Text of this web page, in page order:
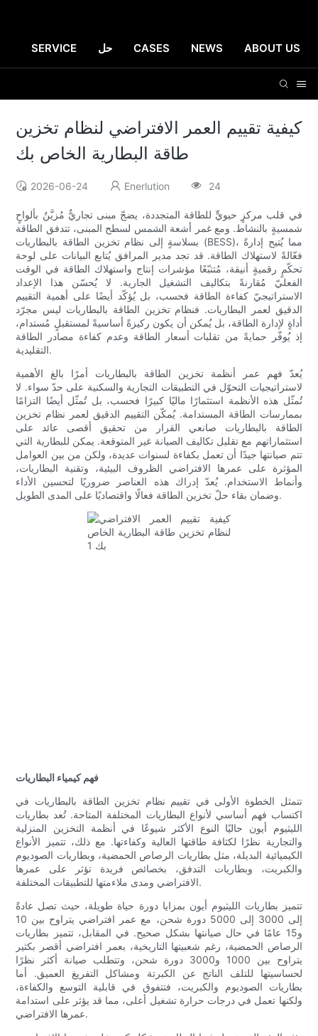
SERVICE حل CASES NEWS ABOUT US
كيفية تقييم العمر الافتراضي لنظام تخزين
طاقة البطارية الخاص بك
2026-06-24 Enerlution 24
في قلب مركزٍ حيويٍّ للطاقة المتجددة، يضجّ مبنى تجاريٌّ مُزيَّنٌ بألواحٍ
شمسيةٍ بالنشاط. ومع غمر أشعة الشمس لسطح المبنى، تتدفق الطاقة
بسلاسةٍ إلى نظام تخزين الطاقة بالبطاريات (BESS)، مما يُتيح إدارةً
فعّالةً لاستهلاك الطاقة. قد تجد مدير المرافق يُتابع البيانات على لوحة
تحكّمٍ رقميةٍ أنيقة، مُتتبّعًا مؤشرات إنتاج واستهلاك الطاقة في الوقت
الفعليّ مُقارنةً بتكاليف التشغيل الجارية. لا يُحسّن هذا الإعداد
الاستراتيجيّ كفاءة الطاقة فحسب، بل يُؤكّد أيضًا على أهمية التقييم
الدقيق لعمر البطاريات. فنظام تخزين الطاقة بالبطاريات ليس مجرّد
أداةٍ لإدارة الطاقة، بل يُمكن أن يكون ركيزةً أساسيةً لمستقبلٍ مُستدام،
إذ يُوفّر حمايةً من تقلبات أسعار الطاقة وعدم كفاءة مصادر الطاقة
التقليدية.
يُعدّ فهم عمر أنظمة تخزين الطاقة بالبطاريات أمرًا بالغ الأهمية
لاستراتيجيات التحوّل في التطبيقات التجارية والسكنية على حدّ سواء. لا
تُمثّل هذه الأنظمة استثمارًا ماليًا كبيرًا فحسب، بل تُمثّل أيضًا التزامًا
بممارسات الطاقة المستدامة. يُمكّن التقييم الدقيق لعمر نظام تخزين
الطاقة بالبطاريات صانعي القرار من تحقيق أقصى عائد على
استثماراتهم مع تقليل تكاليف الصيانة غير المتوقعة. يمكن للبطارية التي
تتم صيانتها جيدًا أن تعمل بكفاءة لسنوات عديدة، ولكن من بين العوامل
المؤثرة على عمرها الافتراضي الظروف البيئية، وتقنية البطاريات،
وأنماط الاستخدام. يُعدّ إدراك هذه العناصر ضروريًا لتحسين الأداء
وضمان بقاء حلّ تخزين الطاقة فعالًا واقتصاديًا على المدى الطويل.
فهم كيمياء البطاريات
تتمثل الخطوة الأولى في تقييم نظام تخزين الطاقة بالبطاريات في
اكتساب فهم أساسي لأنواع البطاريات المختلفة المتاحة. تُعد بطاريات
الليثيوم أيون حاليًا النوع الأكثر شيوعًا في أنظمة التخزين المنزلية
والتجارية نظرًا لكثافة طاقتها العالية وكفاءتها. مع ذلك، تتميز الأنواع
الكيميائية البديلة، مثل بطاريات الرصاص الحمضية، وبطاريات الصوديوم
والكبريت، وبطاريات التدفق، بخصائص فريدة تؤثر على عمرها
الافتراضي ومدى ملاءمتها للتطبيقات المختلفة.
تتميز بطاريات الليثيوم أيون بمزايا دورة حياة طويلة، حيث تصل عادةً
إلى 3000 إلى 5000 دورة شحن، مع عمر افتراضي يتراوح بين 10
و15 عامًا في حال صيانتها بشكل صحيح. في المقابل، تتميز بطاريات
الرصاص الحمضية، رغم شعبيتها التاريخية، بعمر افتراضي أقصر بكثير
يتراوح بين 1000 و3000 دورة شحن، وتتطلب صيانة أكثر نظرًا
لحساسيتها للتلف الناتج عن الكبرتة ومشاكل التفريغ العميق. أما
بطاريات الصوديوم والكبريت، فتتفوق في قابلية التوسع والكفاءة،
ولكنها تعمل في درجات حرارة تشغيل أعلى، مما قد يؤثر على استدامة
عمرها الافتراضي.